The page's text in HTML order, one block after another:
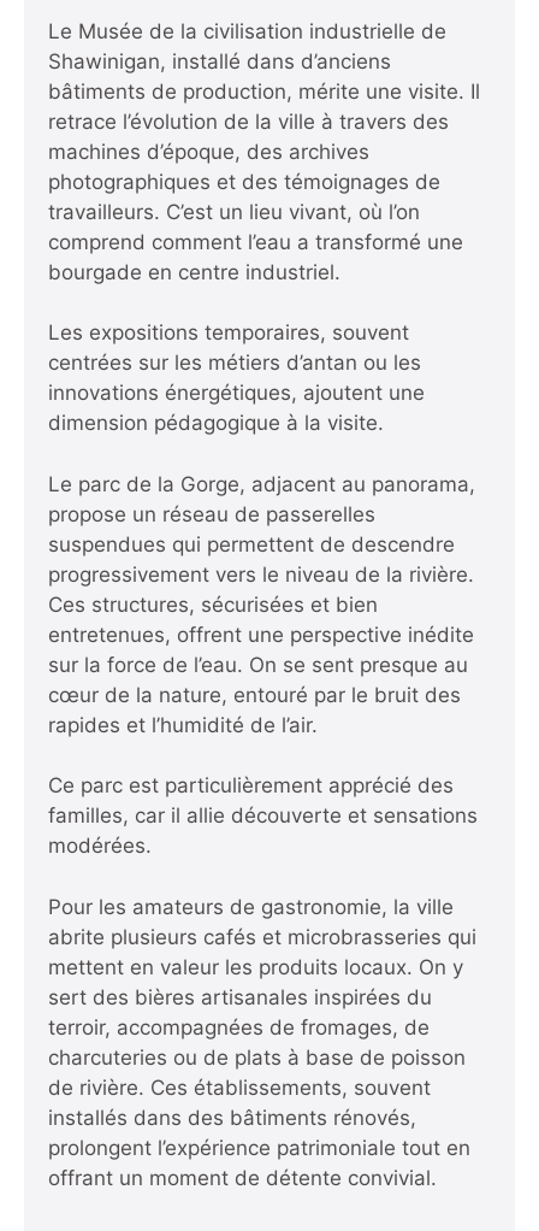
Le Musée de la civilisation industrielle de
Shawinigan, installé dans d’anciens
bâtiments de production, mérite une visite. Il
retrace l’évolution de la ville à travers des
machines d’époque, des archives
photographiques et des témoignages de
travailleurs. C’est un lieu vivant, où l’on
comprend comment l’eau a transformé une
bourgade en centre industriel.
Les expositions temporaires, souvent
centrées sur les métiers d’antan ou les
innovations énergétiques, ajoutent une
dimension pédagogique à la visite.
Le parc de la Gorge, adjacent au panorama,
propose un réseau de passerelles
suspendues qui permettent de descendre
progressivement vers le niveau de la rivière.
Ces structures, sécurisées et bien
entretenues, offrent une perspective inédite
sur la force de l’eau. On se sent presque au
cœur de la nature, entouré par le bruit des
rapides et l’humidité de l’air.
Ce parc est particulièrement apprécié des
familles, car il allie découverte et sensations
modérées.
Pour les amateurs de gastronomie, la ville
abrite plusieurs cafés et microbrasseries qui
mettent en valeur les produits locaux. On y
sert des bières artisanales inspirées du
terroir, accompagnées de fromages, de
charcuteries ou de plats à base de poisson
de rivière. Ces établissements, souvent
installés dans des bâtiments rénovés,
prolongent l’expérience patrimoniale tout en
offrant un moment de détente convivial.